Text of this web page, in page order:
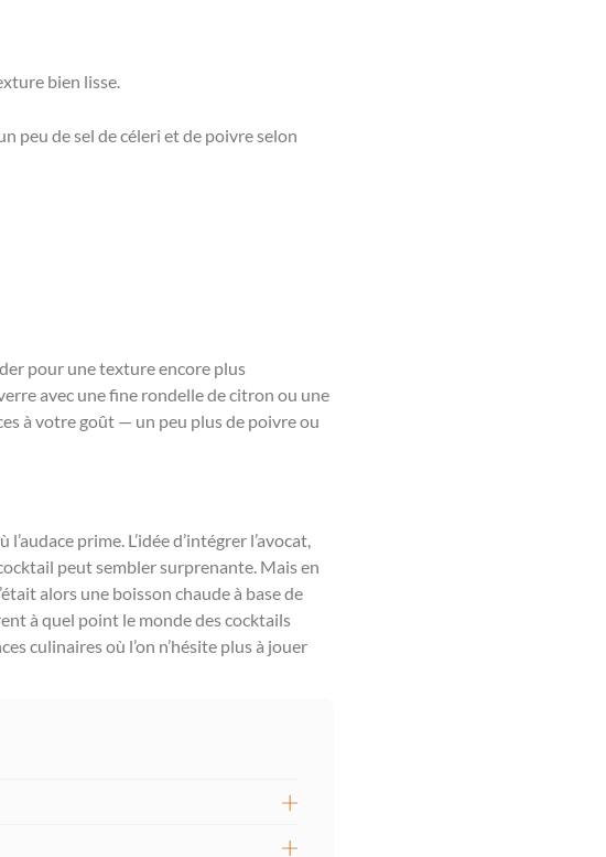
bien lisse.
peu de sel de céleri et de poivre selon
pour une texture encore plus
avec une fine rondelle de citron ou une
à votre goût — un peu plus de poivre ou
prime. L’idée d’intégrer l’avocat,
peut sembler surprenante. Mais en
alors une boisson chaude à base de
à quel point le monde des cocktails
culinaires où l’on n’hésite plus à jouer